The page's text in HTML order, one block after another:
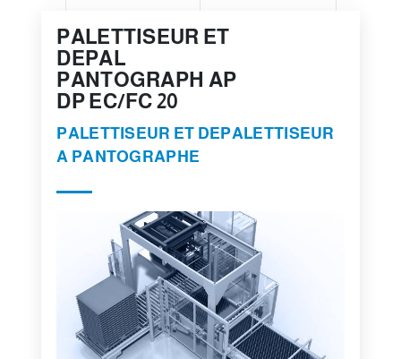
PALETTISEUR ET
DEPAL
PANTOGRAPH AP
DP EC/FC 20
PALETTISEUR ET DEPALETTISEUR
A PANTOGRAPHE